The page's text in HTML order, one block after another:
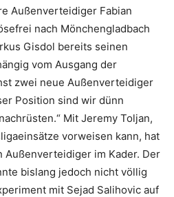
Außenverteidiger Fabian
nach Mönchengladbach
Gisdol bereits seinen
vom Ausgang der
zwei neue Außenverteidiger
Position sind wir dünn
Mit Jeremy Toljan,
vorweisen kann, hat
Außenverteidiger im Kader. Der
bislang jedoch nicht völlig
mit Sejad Salihovic auf